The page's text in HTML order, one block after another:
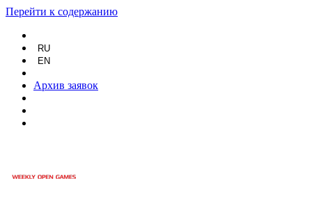
Перейти к содержанию
RU
EN
Архив заявок